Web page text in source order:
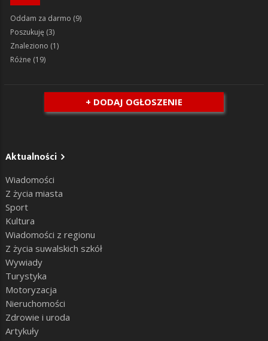
Oddam za darmo (9)
Poszukuję (3)
Znaleziono (1)
Różne (19)
+ DODAJ OGŁOSZENIE
Aktualności
Wiadomości
Z życia miasta
Sport
Kultura
Wiadomości z regionu
Z życia suwalskich szkół
Wywiady
Turystyka
Motoryzacja
Nieruchomości
Zdrowie i uroda
Artykuły